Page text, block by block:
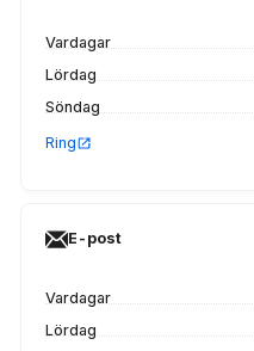
Vardagar
Lördag
Söndag
Ring
E-post
Vardagar
Lördag